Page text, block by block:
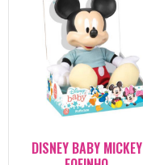
DISNEY BABY MICKEY